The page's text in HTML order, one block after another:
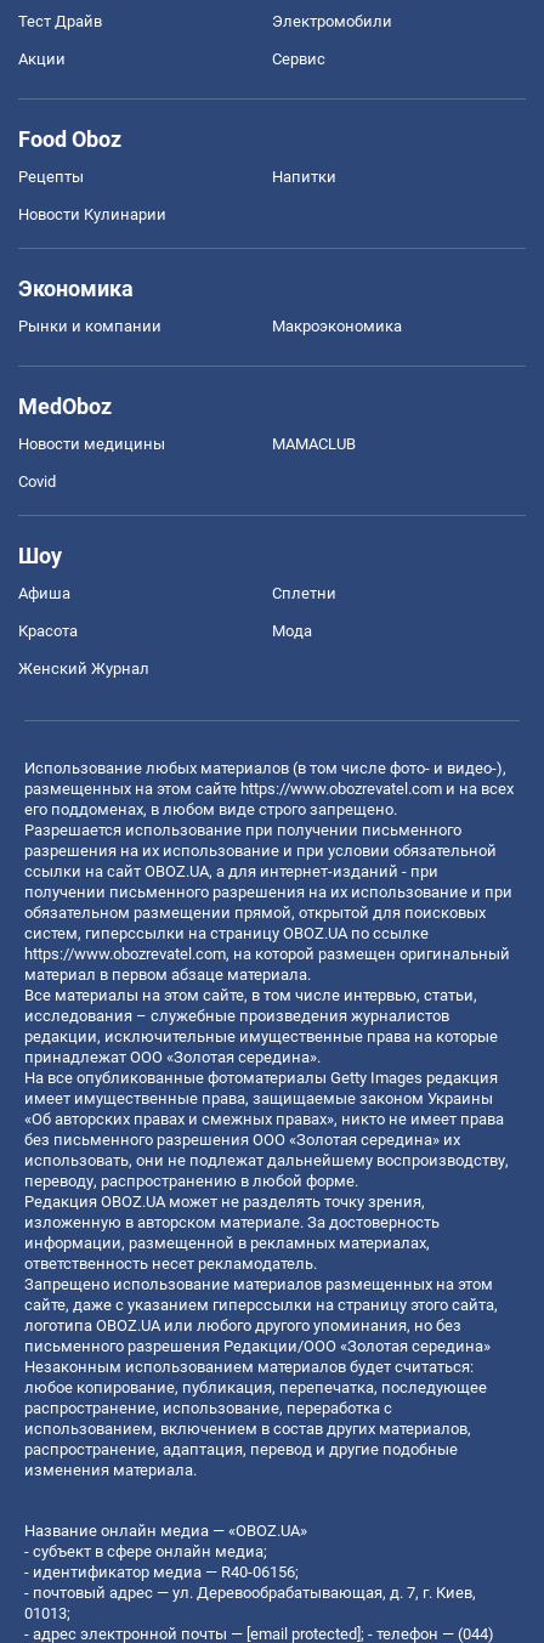
Тест Драйв Электромобили
Акции Сервис
Food Oboz
Рецепты Напитки
Новости Кулинарии
Экономика
Рынки и компании Mакроэкономика
MedOboz
Новости медицины MAMACLUB
Covid
Шоу
Афиша Сплетни
Красота Мода
Женский Журнал
Использование любых материалов (в том числе фото- и видео-),
размещенных на этом сайте https://www.obozrevatel.com и на всех
его поддоменах, в любом виде строго запрещено.
Разрешается использование при получении письменного
разрешения на их использование и при условии обязательной
ссылки на сайт OBOZ.UA, а для интернет-изданий - при
получении письменного разрешения на их использование и при
обязательном размещении прямой, открытой для поисковых
систем, гиперссылки на страницу OBOZ.UA по ссылке
https://www.obozrevatel.com, на которой размещен оригинальный
материал в первом абзаце материала.
Все материалы на этом сайте, в том числе интервью, статьи,
исследования – служебные произведения журналистов
редакции, исключительные имущественные права на которые
принадлежат ООО «Золотая середина».
На все опубликованные фотоматериалы Getty Images редакция
имеет имущественные права, защищаемые законом Украины
«Об авторских правах и смежных правах», никто не имеет права
без письменного разрешения ООО «Золотая середина» их
использовать, они не подлежат дальнейшему воспроизводству,
переводу, распространению в любой форме.
Редакция OBOZ.UA может не разделять точку зрения,
изложенную в авторском материале. За достоверность
информации, размещенной в рекламных материалах,
ответственность несет рекламодатель.
Запрещено использование материалов размещенных на этом
сайте, даже с указанием гиперссылки на страницу этого сайта,
логотипа OBOZ.UA или любого другого упоминания, но без
письменного разрешения Редакции/ООО «Золотая середина»
Незаконным использованием материалов будет считаться:
любое копирование, публикация, перепечатка, последующее
распространение, использование, переработка с
использованием, включением в состав других материалов,
распространение, адаптация, перевод и другие подобные
изменения материала.
Название онлайн медиа — «OBOZ.UA»
- субъект в сфере онлайн медиа;
- идентификатор медиа — R40-06156;
- почтовый адрес — ул. Деревообрабатывающая, д. 7, г. Киев,
01013;
- адрес электронной почты — [email protected] ; - телефон — (044)